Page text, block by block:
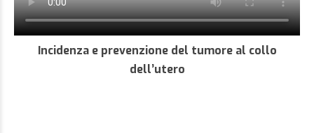
Incidenza e prevenzione del tumore al collo
dell’utero